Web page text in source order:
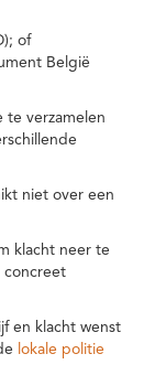
of
België
verzamelen
niet over een
klacht neer te
concreet
en klacht wenst
lokale politie